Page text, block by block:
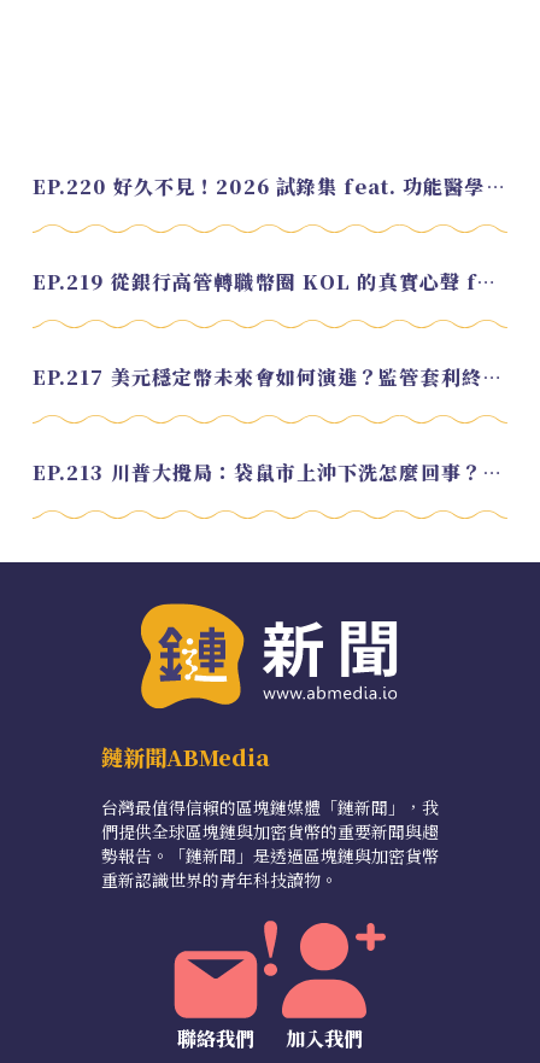
EP.220 好久不見！2026 試錄集 feat. 功能醫學營養師 美寶
EP.219 從銀行高管轉職幣圈 KOL 的真實心聲 feat.龜大
EP.217 美元穩定幣未來會如何演進？監管套利終將收斂？feat. 研究員 余哲安
EP.213 川普大攪局：袋鼠市上沖下洗怎麼回事？feat. Alvin
鏈新聞ABMedia
台灣最值得信賴的區塊鏈媒體「鏈新聞」，我
們提供全球區塊鏈與加密貨幣的重要新聞與趨
勢報告。「鏈新聞」是透過區塊鏈與加密貨幣
重新認識世界的青年科技讀物。
聯絡我們 加入我們